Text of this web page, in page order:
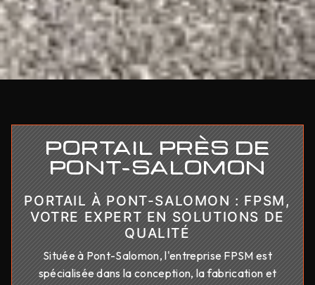
PORTAIL PRÈS DE
PONT-SALOMON
PORTAIL À PONT-SALOMON : FPSM,
VOTRE EXPERT EN SOLUTIONS DE
QUALITÉ
Située à Pont-Salomon, l'entreprise FPSM est
spécialisée dans la conception, la fabrication et